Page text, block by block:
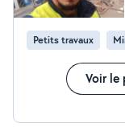
Petits travaux
Voir le